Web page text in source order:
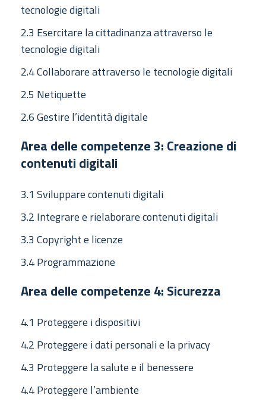
tecnologie digitali
2.3 Esercitare la cittadinanza attraverso le
tecnologie digitali
2.4 Collaborare attraverso le tecnologie digitali
2.5 Netiquette
2.6 Gestire l’identità digitale
Area delle competenze 3: Creazione di
contenuti digitali
3.1 Sviluppare contenuti digitali
3.2 Integrare e rielaborare contenuti digitali
3.3 Copyright e licenze
3.4 Programmazione
Area delle competenze 4: Sicurezza
4.1 Proteggere i dispositivi
4.2 Proteggere i dati personali e la privacy
4.3 Proteggere la salute e il benessere
4.4 Proteggere l’ambiente